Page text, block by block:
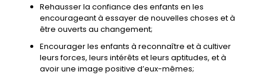
Rehausser la confiance des enfants en les
encourageant à essayer de nouvelles choses et à
être ouverts au changement;
Encourager les enfants à reconnaître et à cultiver
leurs forces, leurs intérêts et leurs aptitudes, et à
avoir une image positive d’eux-mêmes;